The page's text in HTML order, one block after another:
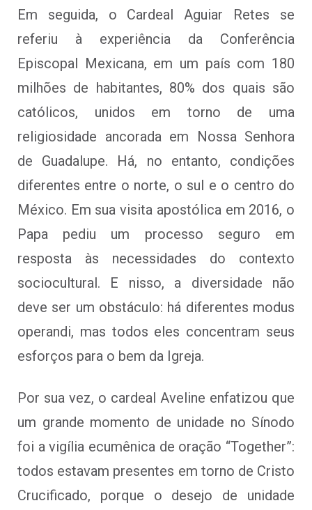
Em seguida, o Cardeal Aguiar Retes se
referiu à experiência da Conferência
Episcopal Mexicana, em um país com 180
milhões de habitantes, 80% dos quais são
católicos, unidos em torno de uma
religiosidade ancorada em Nossa Senhora
de Guadalupe. Há, no entanto, condições
diferentes entre o norte, o sul e o centro do
México. Em sua visita apostólica em 2016, o
Papa pediu um processo seguro em
resposta às necessidades do contexto
sociocultural. E nisso, a diversidade não
deve ser um obstáculo: há diferentes modus
operandi, mas todos eles concentram seus
esforços para o bem da Igreja.
Por sua vez, o cardeal Aveline enfatizou que
um grande momento de unidade no Sínodo
foi a vigília ecumênica de oração “Together”:
todos estavam presentes em torno de Cristo
Crucificado, porque o desejo de unidade